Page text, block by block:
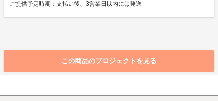
ご提供予定時期：支払い後、3営業日以内には発送
この商品のプロジェクトを見る